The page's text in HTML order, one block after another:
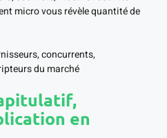
micro vous révèle quantité de
concurrents,
du marché
en